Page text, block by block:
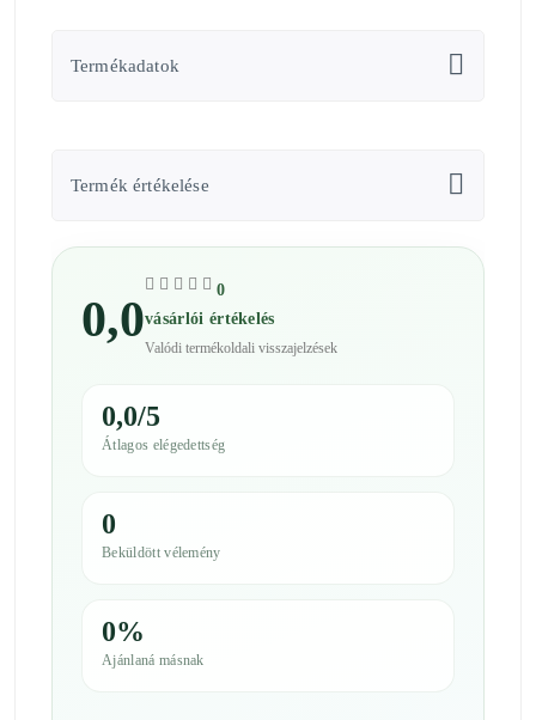
Termékadatok
Termék értékelése
0,0
0
vásárlói értékelés
Valódi termékoldali visszajelzések
0,0/5
Átlagos elégedettség
0
Beküldött vélemény
0%
Ajánlaná másnak